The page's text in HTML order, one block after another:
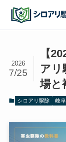
【
アリ
場と
2026
7/25
シロアリ駆除 岐